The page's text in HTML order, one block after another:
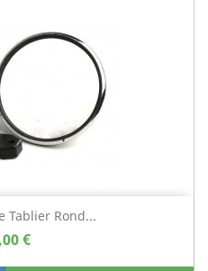
Tablier Rond...
€